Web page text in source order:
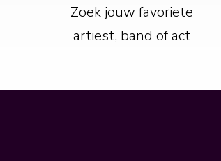
Zoek jouw favoriete
artiest, band of act